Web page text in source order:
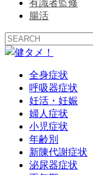
有識者監修
腸活
全身症状
呼吸器症状
妊活・妊娠
婦人症状
小児症状
年齢別
新陳代謝症状
泌尿器症状